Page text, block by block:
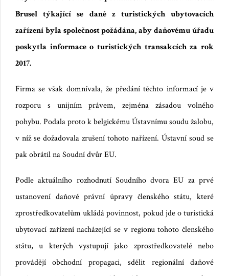
Brusel týkající se daně z turistických ubytovacích
zařízení byla společnost požádána, aby daňovému úřadu
poskytla informace o turistických transakcích za rok
2017.
Firma se však domnívala, že předání těchto informací je v
rozporu s unijním právem, zejména zásadou volného
pohybu. Podala proto k belgickému Ústavnímu soudu žalobu,
v níž se dožadovala zrušení tohoto nařízení. Ústavní soud se
pak obrátil na Soudní dvůr EU.
Podle aktuálního rozhodnutí Soudního dvora EU za prvé
ustanovení daňové právní úpravy členského státu, které
zprostředkovatelům ukládá povinnost, pokud jde o turistická
ubytovací zařízení nacházející se v regionu tohoto členského
státu, u kterých vystupují jako zprostředkovatelé nebo
provádějí obchodní propagaci, sdělit regionální daňové